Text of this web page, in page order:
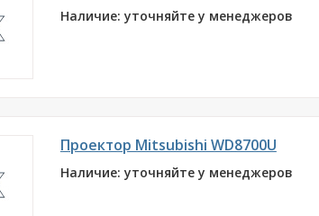
Наличие: уточняйте у менеджеров
Проектор Mitsubishi WD8700U
Наличие: уточняйте у менеджеров